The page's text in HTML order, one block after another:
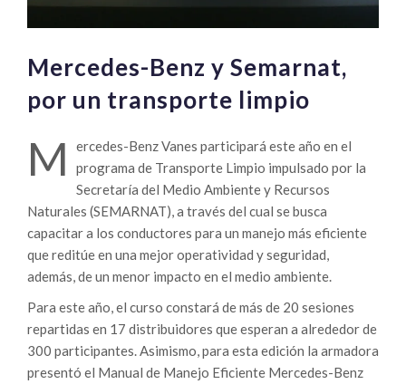
Mercedes-Benz y Semarnat,
por un transporte limpio
M
ercedes-Benz Vanes participará este año en el
programa de Transporte Limpio impulsado por la
Secretaría del Medio Ambiente y Recursos
Naturales (SEMARNAT), a través del cual se busca
capacitar a los conductores para un manejo más eficiente
que reditúe en una mejor operatividad y seguridad,
además, de un menor impacto en el medio ambiente.
Para este año, el curso constará de más de 20 sesiones
repartidas en 17 distribuidores que esperan a alrededor de
300 participantes. Asimismo, para esta edición la armadora
presentó el Manual de Manejo Eficiente Mercedes-Benz